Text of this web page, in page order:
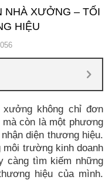
NHÀ XƯỞNG – TỐI
HIỆU
không chỉ đơn
còn là một phương
diện thương hiệu.
trường kinh doanh
càng tìm kiếm những
hiệu của mình.